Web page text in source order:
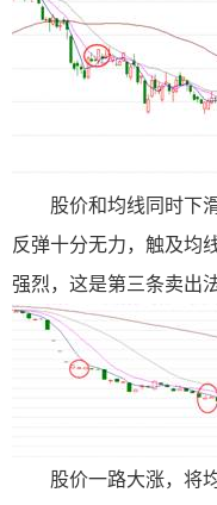
股价和均线同时下
反弹十分无力，触及均
强烈，这是第三条卖出
股价一路大涨，将